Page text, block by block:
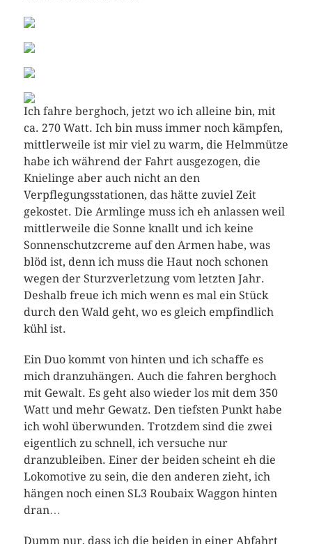
Ich fahre berghoch, jetzt wo ich alleine bin, mit
ca. 270 Watt. Ich bin muss immer noch kämpfen,
mittlerweile ist mir viel zu warm, die Helmmütze
habe ich während der Fahrt ausgezogen, die
Knielinge aber auch nicht an den
Verpflegungsstationen, das hätte zuviel Zeit
gekostet. Die Armlinge muss ich eh anlassen weil
mittlerweile die Sonne knallt und ich keine
Sonnenschutzcreme auf den Armen habe, was
blöd ist, denn ich muss die Haut noch schonen
wegen der Sturzverletzung vom letzten Jahr.
Deshalb freue ich mich wenn es mal ein Stück
durch den Wald geht, wo es gleich empfindlich
kühl ist.
Ein Duo kommt von hinten und ich schaffe es
mich dranzuhängen. Auch die fahren berghoch
mit Gewalt. Es geht also wieder los mit dem 350
Watt und mehr Gewatz. Den tiefsten Punkt habe
ich wohl überwunden. Trotzdem sind die zwei
eigentlich zu schnell, ich versuche nur
dranzubleiben. Einer der beiden scheint eh die
Lokomotive zu sein, die den anderen zieht, ich
hängen noch einen SL3 Roubaix Waggon hinten
dran…
Dumm nur, dass ich die beiden in einer Abfahrt